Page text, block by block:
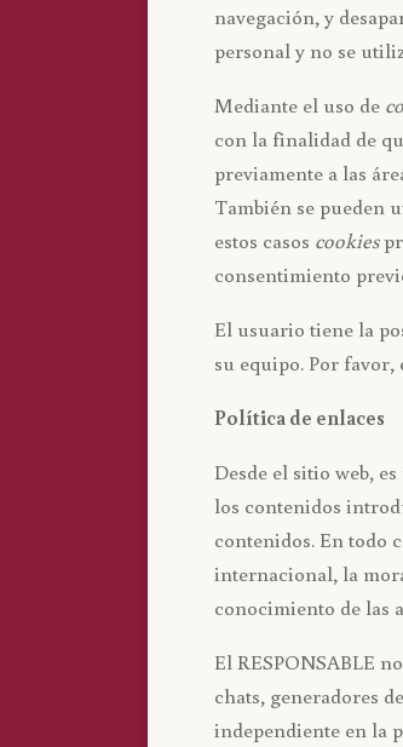
navegación, y
personal y no se
Mediante el uso de
con la finalidad de
previamente a las
También se pueden
estos casos cookies
consentimiento
El usuario tiene la
su equipo. Por
Política de enlaces
Desde el sitio web,
los contenidos
contenidos. En todo
internacional, la
conocimiento de las
El RESPONSABLE
chats, generadores
independiente en la